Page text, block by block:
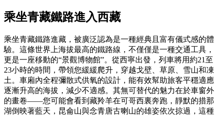
乘坐青藏鐵路進入西藏
乘坐青藏鐵路進藏，被廣泛認為是一種經典且富有儀式感的體
驗。這條世界上海拔最高的鐵路線，不僅僅是一種交通工具，
更是一座移動的“景觀博物館”。從西寧出發，列車將用約21至
23小時的時間，帶領您緩緩爬升，穿越戈壁、草原、雪山和凍
土。車廂內全程彌散式供氧的設計，能有效幫助旅客平穩適應
逐漸升高的海拔，減少不適感。其無可替代的魅力在於車窗外
的畫卷——您可能會看到藏羚羊在可哥西裏奔跑，靜默的措那
湖倒映著藍天，昆侖山與念青唐古喇山的雄姿依次掠過，這種